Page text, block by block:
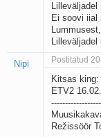
Ei soovi iial
Nipi Postitatud
Kitsas
ETV2
Režissöör